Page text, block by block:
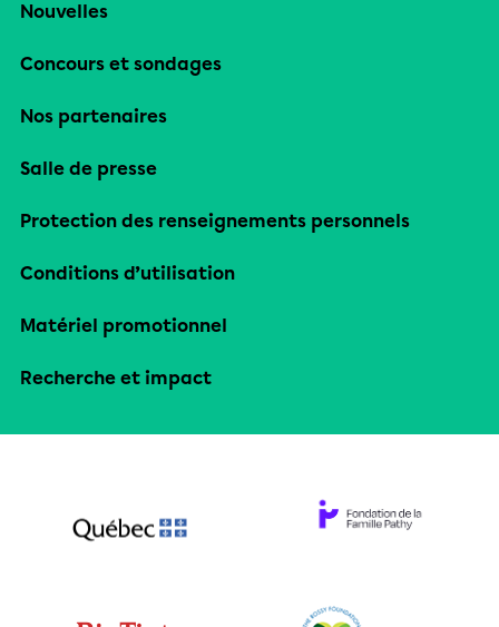
Nouvelles
Concours et sondages
Nos partenaires
Salle de presse
Protection des renseignements personnels
Conditions d’utilisation
Matériel promotionnel
Recherche et impact